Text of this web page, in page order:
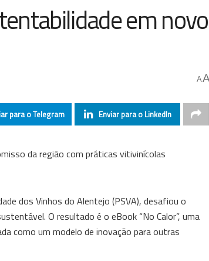
em novo
AA
para o Telegram Enviar para o LinkedIn
da região com práticas vitivinícolas
dos Vinhos do Alentejo (PSVA), desafiou o
O resultado é o eBook “No Calor”, uma
como um modelo de inovação para outras